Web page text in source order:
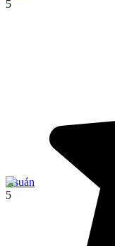
5
Asuán
5